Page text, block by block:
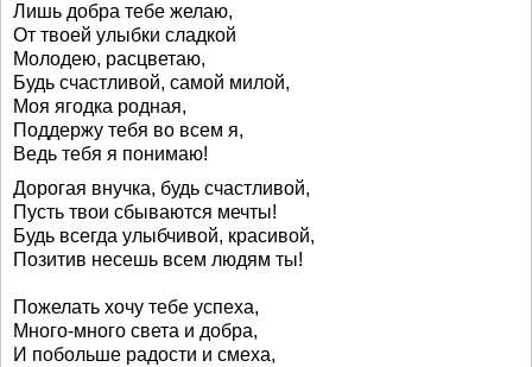
Лишь добра тебе желаю,
От твоей улыбки сладкой
Молодею, расцветаю,
Будь счастливой, самой милой,
Моя ягодка родная,
Поддержу тебя во всем я,
Ведь тебя я понимаю!
Дорогая внучка, будь счастливой,
Пусть твои сбываются мечты!
Будь всегда улыбчивой, красивой,
Позитив несешь всем людям ты!
Пожелать хочу тебе успеха,
Много-много света и добра,
И побольше радости и смеха,